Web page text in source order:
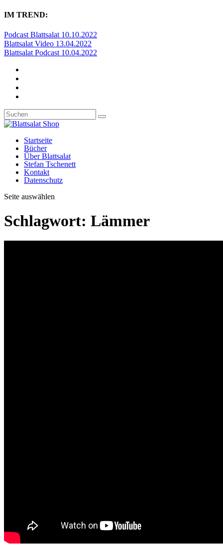
IM TREND:
Podcast Blattsalat 10.10.2022
Blattsalat Video 13.04.2022
Blattsalat Podcast 10.04.2022
Startseite
Bücher
Über Blattsalat
Stefan Tschenett
Kontakt
Datenschutz
Seite auswählen
Schlagwort: Lämmer